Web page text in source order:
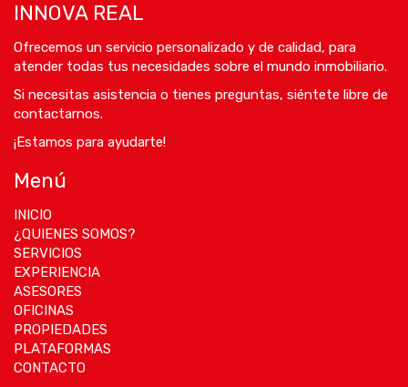
INNOVA REAL
Ofrecemos un servicio personalizado y de calidad, para
atender todas tus necesidades sobre el mundo inmobiliario.
Si necesitas asistencia o tienes preguntas, siéntete libre de
contactarnos.
¡Estamos para ayudarte!
Menú
INICIO
¿QUIENES SOMOS?
SERVICIOS
EXPERIENCIA
ASESORES
OFICINAS
PROPIEDADES
PLATAFORMAS
CONTACTO